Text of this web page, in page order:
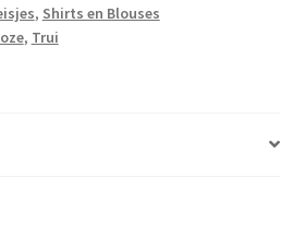
, Shirts en Blouses
, Trui